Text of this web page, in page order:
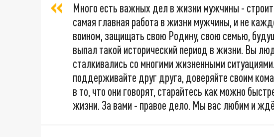
Много есть важных дел в жизни мужчины -
самая главная работа в жизни мужчины, и не
воином, защищать свою Родину, свою семью,
выпал такой исторический период в жизни. Вы
сталкивались со многими жизненными
поддерживайте друг друга, доверяйте своим
в то, что они говорят, старайтесь как можно
жизни. За вами - правое дело. Мы вас любим и